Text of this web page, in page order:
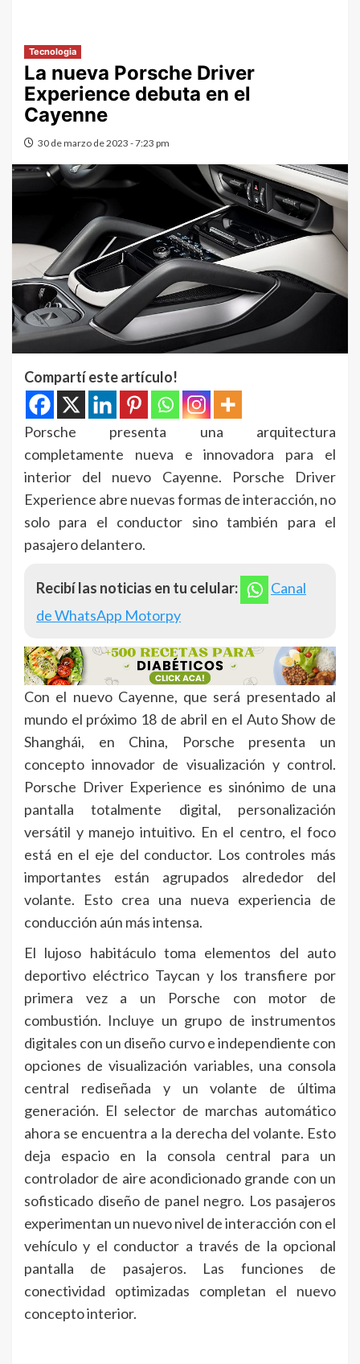
Tecnologia
La nueva Porsche Driver
Experience debuta en el
Cayenne
30 de marzo de 2023 - 7:23 pm
Compartí este artículo!
Porsche presenta una arquitectura
completamente nueva e innovadora para el
interior del nuevo Cayenne. Porsche Driver
Experience abre nuevas formas de interacción, no
solo para el conductor sino también para el
pasajero delantero.
Recibí las noticias en tu celular:
Canal
de WhatsApp Motorpy
Con el nuevo Cayenne, que será presentado al
mundo el próximo 18 de abril en el Auto Show de
Shanghái, en China, Porsche presenta un
concepto innovador de visualización y control.
Porsche Driver Experience es sinónimo de una
pantalla totalmente digital, personalización
versátil y manejo intuitivo. En el centro, el foco
está en el eje del conductor. Los controles más
importantes están agrupados alrededor del
volante. Esto crea una nueva experiencia de
conducción aún más intensa.
El lujoso habitáculo toma elementos del auto
deportivo eléctrico Taycan y los transfiere por
primera vez a un Porsche con motor de
combustión. Incluye un grupo de instrumentos
digitales con un diseño curvo e independiente con
opciones de visualización variables, una consola
central rediseñada y un volante de última
generación. El selector de marchas automático
ahora se encuentra a la derecha del volante. Esto
deja espacio en la consola central para un
controlador de aire acondicionado grande con un
sofisticado diseño de panel negro. Los pasajeros
experimentan un nuevo nivel de interacción con el
vehículo y el conductor a través de la opcional
pantalla de pasajeros. Las funciones de
conectividad optimizadas completan el nuevo
concepto interior.